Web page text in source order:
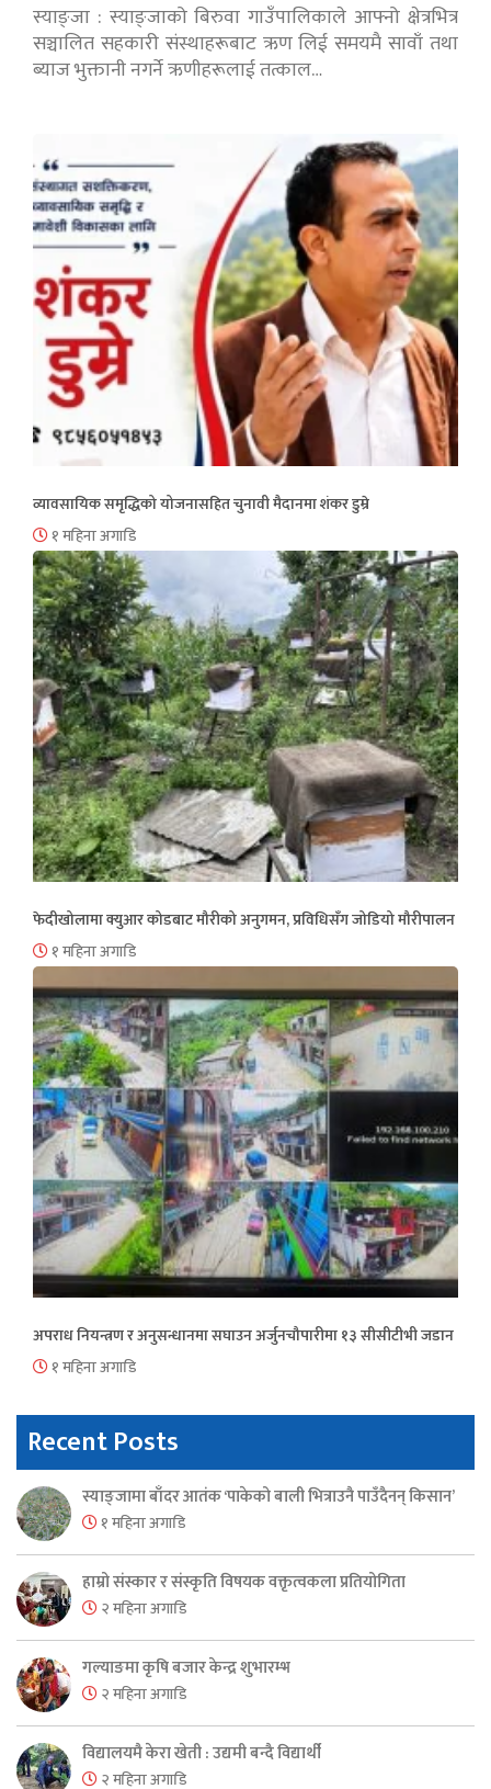
स्याङ्जा : स्याङ्जाको बिरुवा गाउँपालिकाले आफ्नो क्षेत्रभित्र
सञ्चालित सहकारी संस्थाहरूबाट ऋण लिई समयमै सावाँ तथा
ब्याज भुक्तानी नगर्ने ऋणीहरूलाई तत्काल…
व्यावसायिक समृद्धिको योजनासहित चुनावी मैदानमा शंकर डुम्रे
१ महिना अगाडि
फेदीखोलामा क्युआर कोडबाट मौरीको अनुगमन, प्रविधिसँग जोडियो मौरीपालन
१ महिना अगाडि
अपराध नियन्त्रण र अनुसन्धानमा सघाउन अर्जुनचौपारीमा १३ सीसीटीभी जडान
१ महिना अगाडि
Recent Posts
स्याङ्जामा बाँदर आतंक ‘पाकेको बाली भित्राउनै पाउँदैनन् किसान’
१ महिना अगाडि
हाम्रो संस्कार र संस्कृति विषयक वक्तृत्वकला प्रतियोगिता
२ महिना अगाडि
गल्याङमा कृषि बजार केन्द्र शुभारम्भ
२ महिना अगाडि
विद्यालयमै केरा खेती : उद्यमी बन्दै विद्यार्थी
२ महिना अगाडि